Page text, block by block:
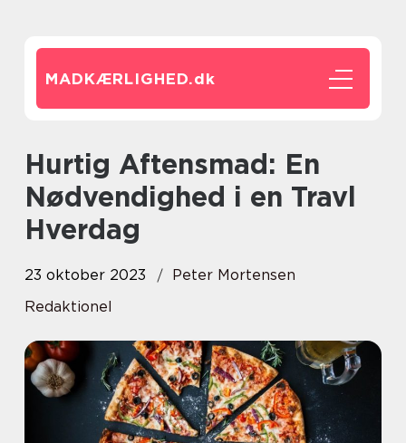
MADKÆRLIGHED.dk
Hurtig Aftensmad: En
Nødvendighed i en Travl
Hverdag
23 oktober 2023
Peter Mortensen
Redaktionel